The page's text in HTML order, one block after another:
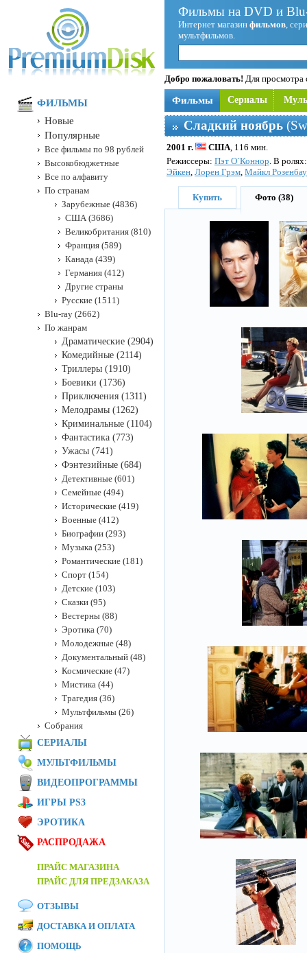
Фильмы на DVD и
Интернет магазин фильмов,
мультфильмов.
Добро пожаловать! Для просмотра
Фильмы Сериалы
Сладкий ноябрь
2001 г. США, 116 мин.
Режисcеры: Пэт О`Коннор. В
Эйкен, Лорен Грэм, Майкл
Купить Фото (38)
ФИЛЬМЫ
Новые
Популярные
Все фильмы по 98 рублей
Высокобюджетные
Все по алфавиту
По странам
Зарубежные (4836)
США (3686)
Великобритания (810)
Франция (589)
Канада (439)
Германия (412)
Другие страны
Русские (1511)
Blu-ray (2662)
По жанрам
Драматические (2904)
Комедийные (2114)
Триллеры (1910)
Боевики (1736)
Приключения (1311)
Мелодрамы (1262)
Криминальные (1104)
Фантастика (773)
Ужасы (741)
Фэнтезийные (684)
Детективные (601)
Семейные (494)
Исторические (419)
Военные (412)
Биографии (293)
Музыка (253)
Романтические (181)
Спорт (154)
Детские (103)
Сказки (95)
Вестерны (88)
Эротика (70)
Молодежные (48)
Документальный (48)
Космические (47)
Мистика (44)
Трагедия (36)
Мультфильмы (26)
Собрания
СЕРИАЛЫ
МУЛЬТФИЛЬМЫ
ВИДЕОПРОГРАММЫ
ИГРЫ PS3
ЭРОТИКА
РАСПРОДАЖА
ПРАЙС МАГАЗИНА
ПРАЙС ДЛЯ ПРЕДЗАКАЗА
ОТЗЫВЫ
ДОСТАВКА И ОПЛАТА
ПОМОЩЬ